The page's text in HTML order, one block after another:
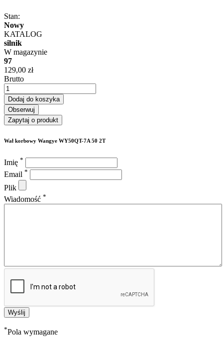
Stan:
Nowy
KATALOG
silnik
W magazynie
97
129,00 zł
Brutto
Dodaj do koszyka
Obserwuj
Zapytaj o produkt
Wał korbowy Wangye WY50QT-7A 50 2T
Imię *
Email *
Plik
Wiadomość *
*Pola wymagane